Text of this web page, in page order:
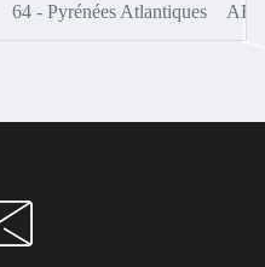
64 - Pyrénées Atlantiques